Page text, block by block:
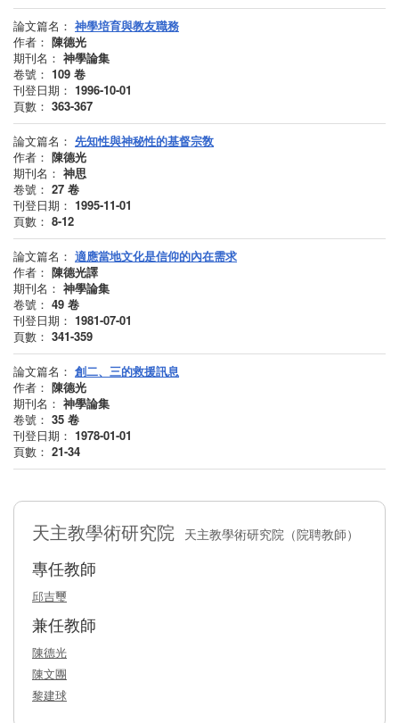
論文篇名： 神學培育與教友職務
作者： 陳德光
期刊名： 神學論集
卷號： 109 卷
刊登日期： 1996-10-01
頁數： 363-367
論文篇名： 先知性與神秘性的基督宗敎
作者： 陳德光
期刊名： 神思
卷號： 27 卷
刊登日期： 1995-11-01
頁數： 8-12
論文篇名： 適應當地文化是信仰的內在需求
作者： 陳德光譯
期刊名： 神學論集
卷號： 49 卷
刊登日期： 1981-07-01
頁數： 341-359
論文篇名： 創二、三的救援訊息
作者： 陳德光
期刊名： 神學論集
卷號： 35 卷
刊登日期： 1978-01-01
頁數： 21-34
天主教學術研究院 天主教學術研究院（院聘教師）
專任教師
邱吉璽
兼任教師
陳德光
陳文團
黎建球